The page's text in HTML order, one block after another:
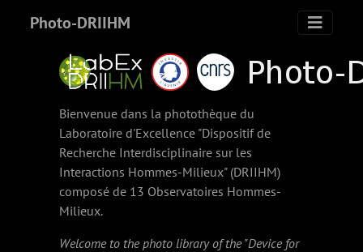
Photo-DRIIHM
Bienvenue dans la photothèque du
Laboratoire d'Excellence "Dispositif de
Recherche Interdisciplinaire sur les
Interactions Hommes-Milieux" (DRIIHM)
composé de 13 Observatoires Hommes-
Milieux.
Welcome to the photo library of the "Device for